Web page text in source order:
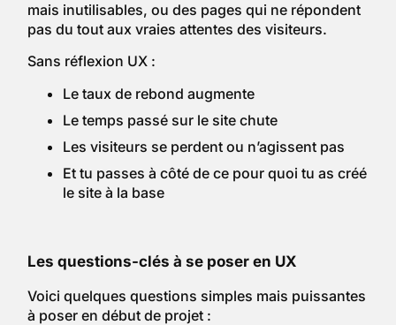
mais inutilisables, ou des pages qui ne répondent
pas du tout aux vraies attentes des visiteurs.
Sans réflexion UX :
Le taux de rebond augmente
Le temps passé sur le site chute
Les visiteurs se perdent ou n’agissent pas
Et tu passes à côté de ce pour quoi tu as créé
le site à la base
Les questions-clés à se poser en UX
Voici quelques questions simples mais puissantes
à poser en début de projet :